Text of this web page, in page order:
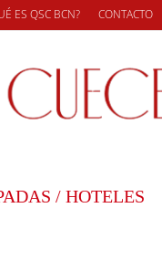
ES QSC BCN? CONTACTO
/ HOTELES